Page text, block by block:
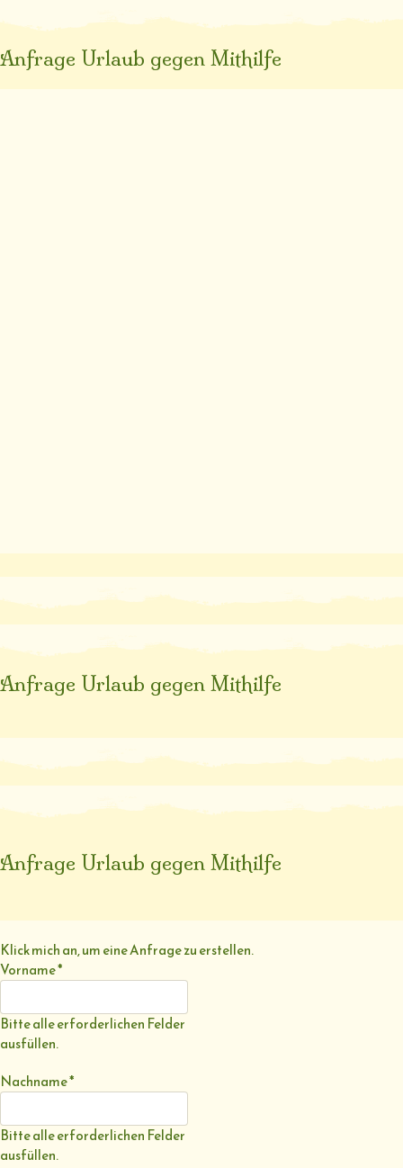
Anfrage Urlaub gegen Mithilfe
Anfrage Urlaub gegen Mithilfe
Anfrage Urlaub gegen Mithilfe
Klick mich an, um eine Anfrage zu erstellen.
Vorname*
Bitte alle erforderlichen Felder
ausfüllen.
Nachname*
Bitte alle erforderlichen Felder
ausfüllen.